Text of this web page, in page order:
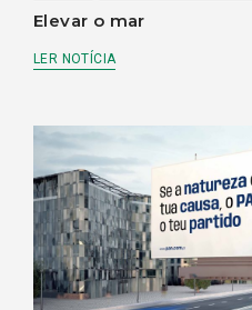
Elevar o mar
LER NOTÍCIA